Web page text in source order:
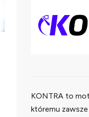
KONTRA to
któremu